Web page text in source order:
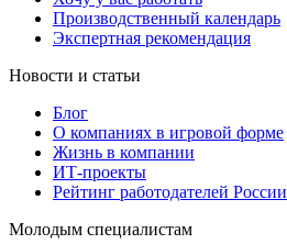
Производственный календарь
Экспертная рекомендация
Новости и статьи
Блог
О компаниях в игровой форме
Жизнь в компании
ИТ-проекты
Рейтинг работодателей России
Молодым специалистам